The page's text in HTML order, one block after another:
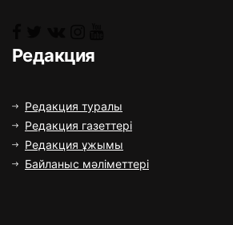
Редакция
Редакция туралы
Редакция газеттері
Редакция ұжымы
Байланыс мәліметтері